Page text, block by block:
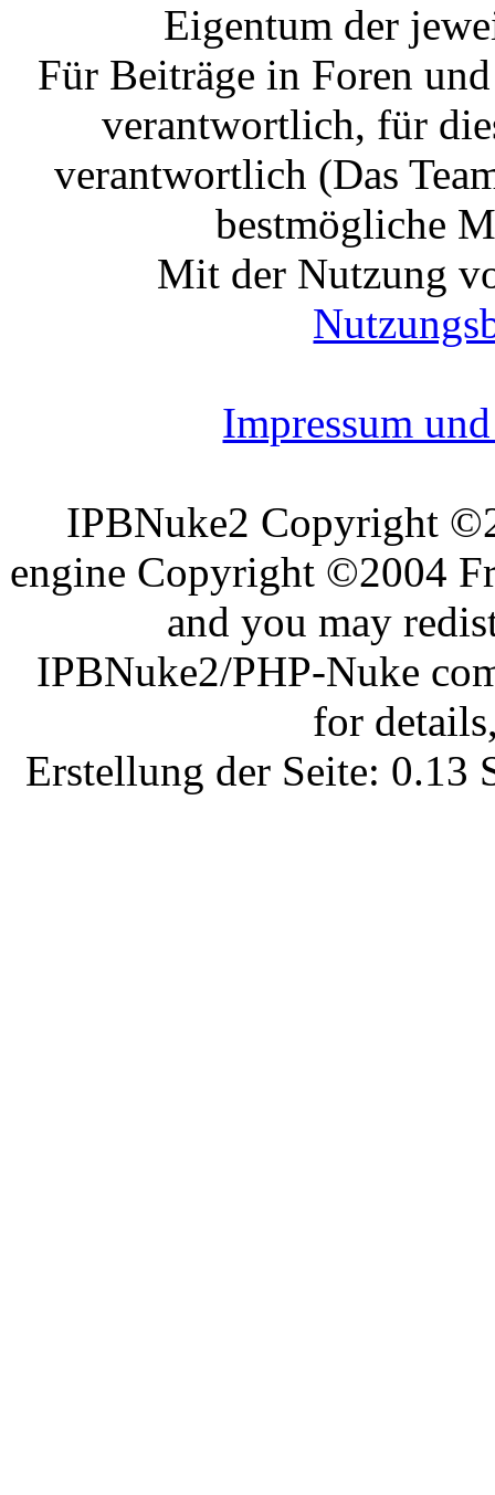
Eigentum der
Für Beiträge in Foren
verantwortlich, für
verantwortlich (Das
bestmögliche
Mit der Nutzung
Impressum
IPBNuke2 Copyright
engine Copyright ©2004
and you may
IPBNuke2/PHP-Nuke
for
Erstellung der Seite: 0.13